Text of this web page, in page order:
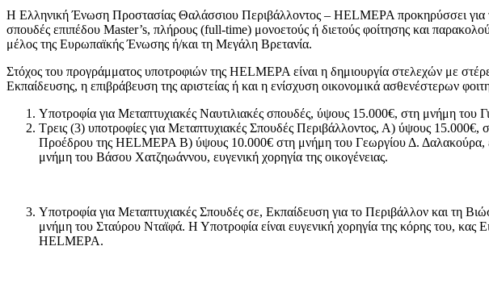
Η Ελληνική Ένωση Προστασίας Θαλάσσιου Περιβάλλοντος – HELMEPA προκηρύσσει για
σπουδές επιπέδου Master’s, πλήρους (full-time) μονοετούς ή διετούς φοίτησης και
μέλος της Ευρωπαϊκής Ένωσης ή/και τη Μεγάλη Βρετανία.
Στόχος του προγράμματος υποτροφιών της HELMEPA είναι η δημιουργία στελεχών με
Εκπαίδευσης, η επιβράβευση της αριστείας ή και η ενίσχυση οικονομικά ασθενέστερων
Υποτροφία για Μεταπτυχιακές Ναυτιλιακές σπουδές, ύψους 15.000€, στη μνήμη
Τρεις (3) υποτροφίες για Μεταπτυχιακές Σπουδές Περιβάλλοντος, Α) ύψους
Προέδρου της HELMEPA Β) ύψους 10.000€ στη μνήμη του Γεωργίου Δ. Δαλακούρα,
μνήμη του Βάσου Χατζηωάννου, ευγενική χορηγία της οικογένειας.
Υποτροφία για Μεταπτυχιακές Σπουδές σε, Εκπαίδευση για το Περιβάλλον και τη
μνήμη του Σταύρου Νταϊφά. Η Υποτροφία είναι ευγενική χορηγία της κόρης του, κας
HELMEPA.